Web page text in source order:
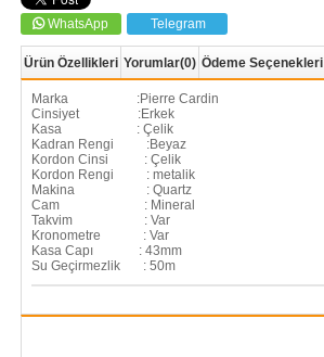
WhatsApp Telegram
Ürün Özellikleri Yorumlar(0) Ödeme Seçenekleri
Marka :Pierre Cardin
Cinsiyet :Erkek
Kasa : Çelik
Kadran Rengi :Beyaz
Kordon Cinsi : Çelik
Kordon Rengi : metalik
Makina : Quartz
Cam : Mineral
Takvim : Var
Kronometre : Var
Kasa Capı : 43mm
Su Geçirmezlik : 50m